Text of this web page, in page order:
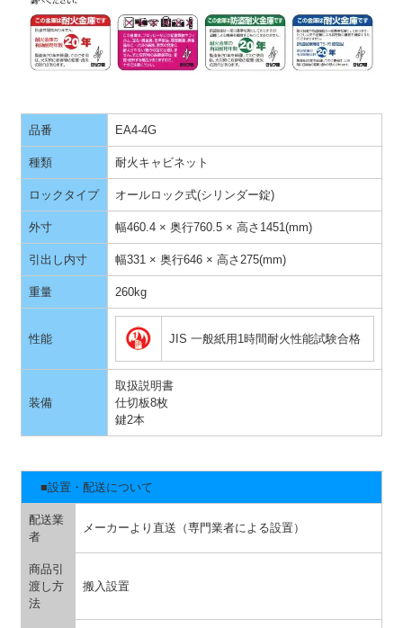
品番 EA4-4G
種類 耐火キャビネット
ロックタイプ オールロック式(シリンダー錠)
外寸 幅460.4 × 奥行760.5 × 高さ1451(mm)
引出し内寸 幅331 × 奥行646 × 高さ275(mm)
重量 260kg
性能 JIS 一般紙用1時間耐火性能試験合格
装備
取扱説明書
仕切板8枚
鍵2本
■設置・配送について
配送業
者
メーカーより直送（専門業者による設置）
商品引
渡し方
法
搬入設置